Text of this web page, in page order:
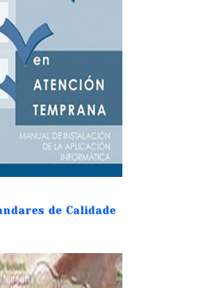
de Calidade